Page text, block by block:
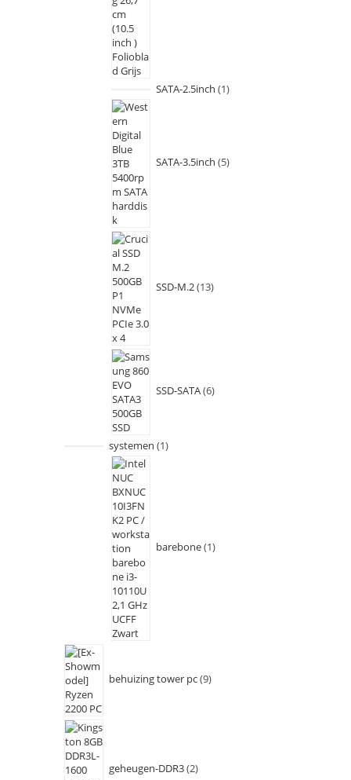
SATA-2.5inch 1
SATA-3.5inch 5
SSD-M.2 13
SSD-SATA 6
systemen 1
barebone 1
behuizing tower pc 9
geheugen-DDR3 2